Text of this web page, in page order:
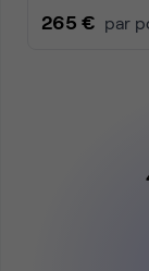
265 € par